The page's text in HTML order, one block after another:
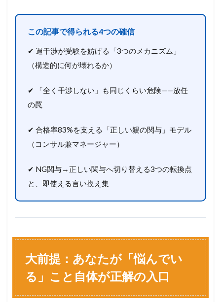
この記事で得られる4つの確信
✔ 過干渉が受験を妨げる「3つのメカニズム」
（構造的に何が壊れるか）
✔ 「全く干渉しない」も同じくらい危険——放任
の罠
✔ 合格率83%を支える「正しい親の関与」モデル
（コンサル兼マネージャー）
✔ NG関与→正しい関与へ切り替える3つの転換点
と、即使える言い換え集
大前提：あなたが「悩んでい
る」こと自体が正解の入口